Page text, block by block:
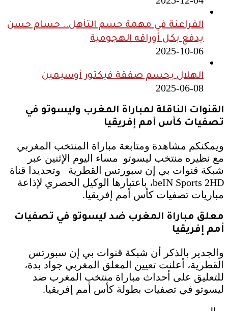
الفراعنة في مهمة حسم التأهل.. حسام حسن
يدفع بكل أوراقه الهجومية
2025-10-06
الهلال يحسم صفقة فيكتور أوسيمين
2025-06-08
القنوات الناقلة لمباراة المغرب وليسوتو في
تصفيات كأس أمم إفريقيا
ويمكنكم مشاهدة ومتابعة مباراة المنتخب المغربي
مع نظيره منتخب ليسوتو مساء اليوم الإثنين عبر
شبكة قنوات بي إن سبورتس القطرية وتحديدا قناة
beIN Sports 2HD، باعتبارها الوكيل الحصري لإذاعة
مباريات تصفيات كأس أمم إفريقيا.
معلق مباراة المغرب ضد ليسوتو في تصفيات
أمم إفريقيا
والجدير بالذكر أن شبكة قنوات بي إن سبورتس
القطرية، أعلنت تعيين المعلق المغربي جواد بدة،
للتعليق على أحداث مباراة منتخب المغرب ضد
ليسوتو في تصفيات بطولة كأس أمم إفريقيا.